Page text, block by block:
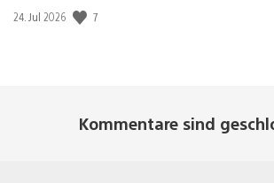
Veröffentlichungsdatum:
24. Jul 2026 7
Kommentare sind